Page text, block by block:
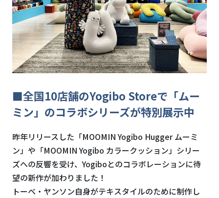
■全国10店舗のYogibo Storeで「ムー
ミン」のコラボシリーズが特別展示中
昨年リリースした「MOOMIN Yogibo Hugger ムーミ
ン」や「MOOMIN Yogibo カラークッション」シリー
ズへの反響を受け、Yogiboとのコラボレーションに待
望の新作が加わりました！
トーベ・ヤンソン自身がテキスタイルのために制作し